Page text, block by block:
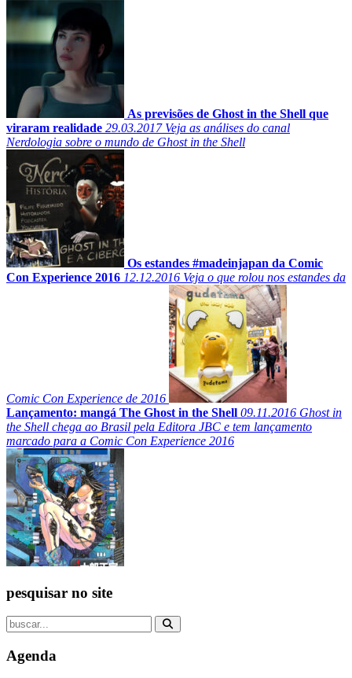
As previsões de Ghost in the Shell que
viraram realidade 29.03.2017Veja as análises do canal
Nerdologia sobre o mundo de Ghost in the Shell
Os estandes #madeinjapan da Comic
Con Experience 2016 12.12.2016 Veja o que rolou nos estandes da
Comic Con Experience de 2016
Lançamento: mangá The Ghost in the Shell 09.11.2016 Ghost in
the Shell chega ao Brasil pela Editora JBC e tem lançamento
marcado para a Comic Con Experience 2016
pesquisar no site
Agenda